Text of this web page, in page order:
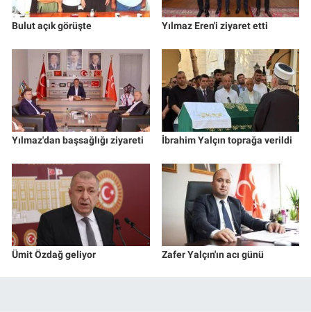
Bulut açık görüşte Yılmaz Eren'i ziyaret etti
Yılmaz'dan başsağlığı ziyareti İbrahim Yalçın toprağa verildi
Ümit Özdağ geliyor Zafer Yalçın'ın acı günü